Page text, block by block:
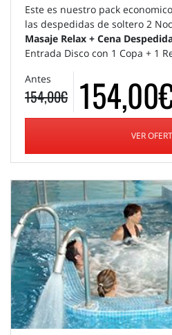
Este es nuestro pack
las despedidas de soltero 2
Masaje Relax + Cena
Entrada Disco con 1 Copa + 1
Antes
154,00€
VER